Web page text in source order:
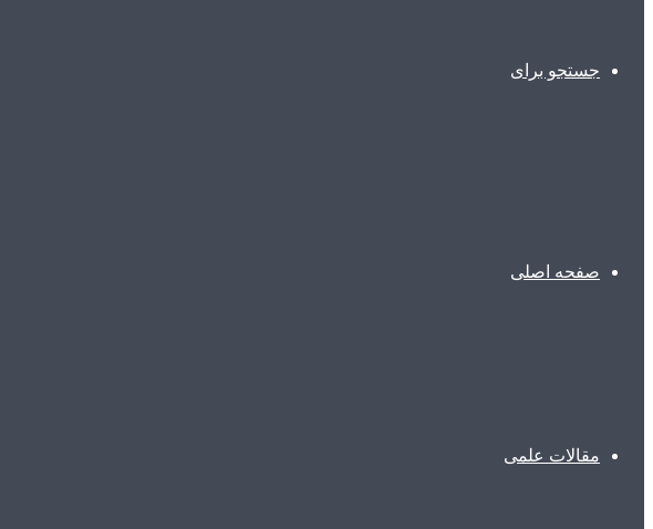
جستجو برای
صفحه اصلی
مقالات علمی